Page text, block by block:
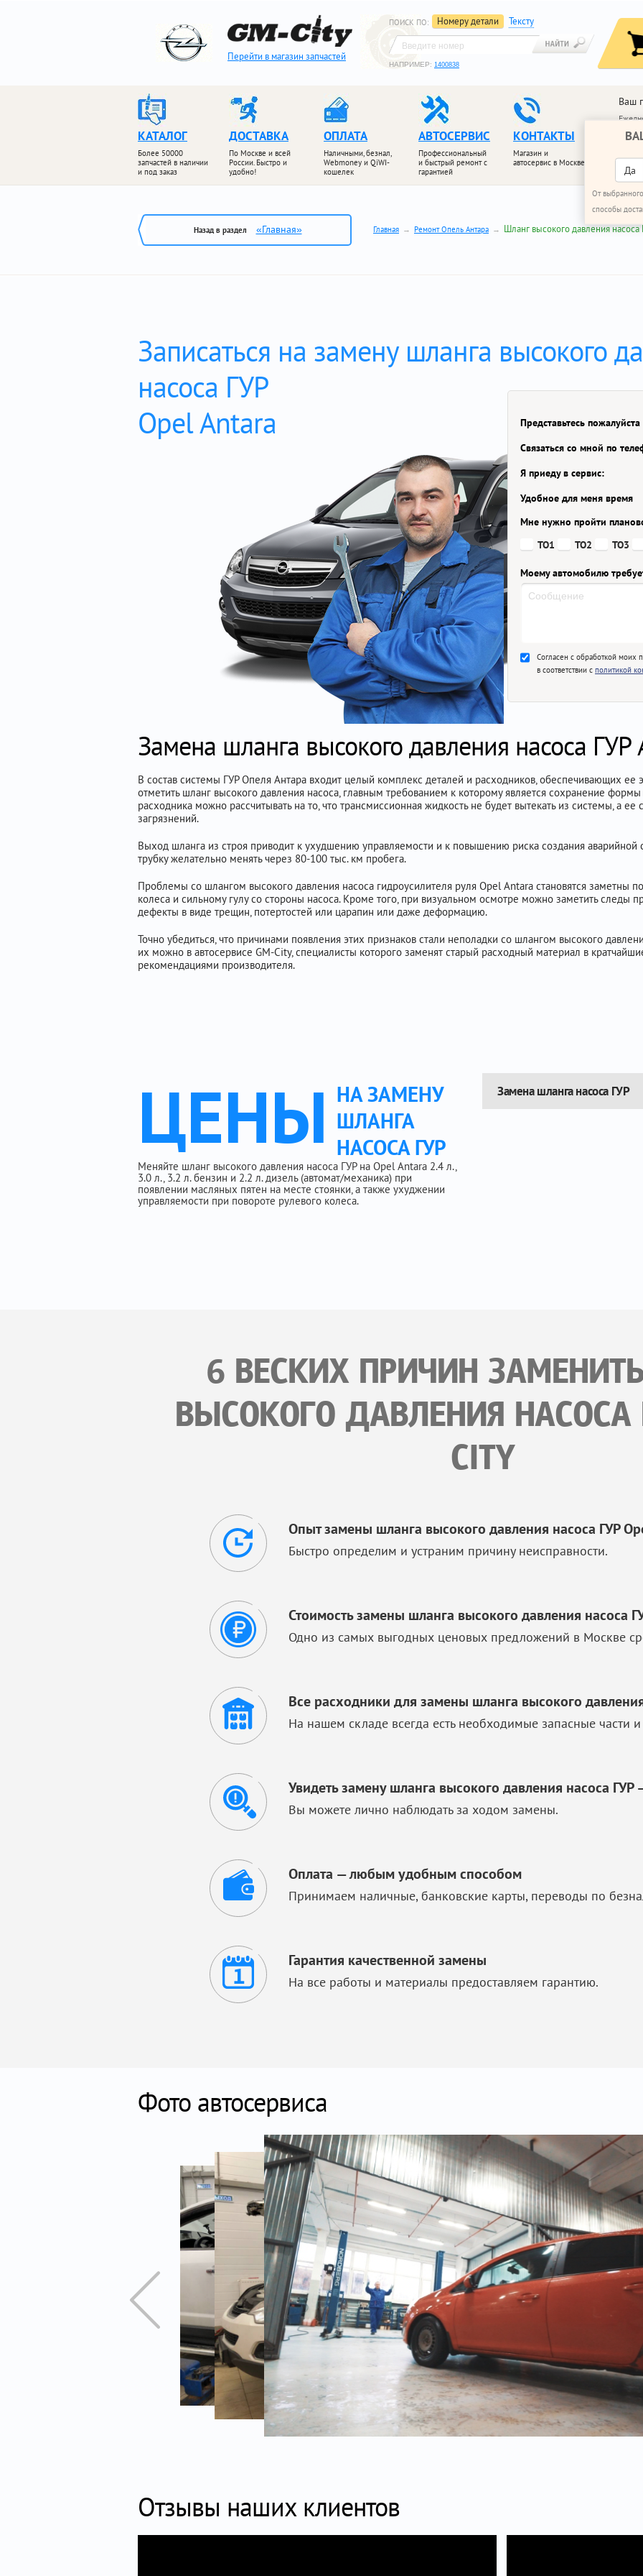
Перейти в магазин запчастей
ПОИСК ПО: Номеру детали Тексту
НАПРИМЕР: 1400838
КАТАЛОГ
Более 50000
запчастей в наличии
и под заказ
ДОСТАВКА
По Москве и всей
России. Быстро и
удобно!
ОПЛАТА
Наличными, безнал,
Webmoney и QiWI-
кошелек
АВТОСЕРВИС
Профессиональный
и быстрый ремонт с
гарантией
КОНТАКТЫ
Магазин и
автосервис в Москве
Ваш
Да
От
способы
+7
Назад в раздел «Главная» Главная Ремонт Опель Антара Шланг высокого давления насоса
Записаться на замену шланга высокого
насоса ГУР
Opel Antara
Представьтесь пожалуйста
Связаться со мной по
Я приеду в сервис:
Удобное для меня время
Мне нужно пройти
ТО1
ТО2 ТО3
Моему автомобилю
Согласен с обработкой моих
в соответствии с политикой
Замена шланга высокого давления насоса ГУР
В состав системы ГУР Опеля Антара входит целый комплекс деталей и расходников, обеспечивающих
отметить шланг высокого давления насоса, главным требованием к которому является сохранение
расходника можно рассчитывать на то, что трансмиссионная жидкость не будет вытекать из системы, а ее
загрязнений.
Выход шланга из строя приводит к ухудшению управляемости и к повышению риска создания аварийной
трубку желательно менять через 80-100 тыс. км пробега.
Проблемы со шлангом высокого давления насоса гидроусилителя руля Opel Antara становятся заметны
колеса и сильному гулу со стороны насоса. Кроме того, при визуальном осмотре можно заметить следы
дефекты в виде трещин, потертостей или царапин или даже деформацию.
Точно убедиться, что причинами появления этих признаков стали неполадки со шлангом высокого
их можно в автосервисе GM-City, специалисты которого заменят старый расходный материал в
рекомендациями производителя.
ЦЕНЫ НА ЗАМЕНУ
ШЛАНГА
НАСОСА ГУР
Меняйте шланг высокого давления насоса ГУР на Opel Antara 2.4 л.,
3.0 л., 3.2 л. бензин и 2.2 л. дизель (автомат/механика) при
появлении масляных пятен на месте стоянки, а также ухуджении
управляемости при повороте рулевого колеса.
Замена шланга насоса ГУР
6 ВЕСКИХ ПРИЧИН
ВЫСОКОГО ДАВЛЕНИЯ НАСОСА
CITY
Опыт замены шланга высокого давления насоса ГУР
Быстро определим и устраним причину неисправности.
Стоимость замены шланга высокого давления насоса
Одно из самых выгодных ценовых предложений в Москве
Все расходники для замены шланга высокого
На нашем складе всегда есть необходимые запасные части
Увидеть замену шланга высокого давления насоса ГУР
Вы можете лично наблюдать за ходом замены.
Оплата — любым удобным способом
Принимаем наличные, банковские карты, переводы по
Гарантия качественной замены
На все работы и материалы предоставляем гарантию.
Фото автосервиса
Отзывы наших клиентов